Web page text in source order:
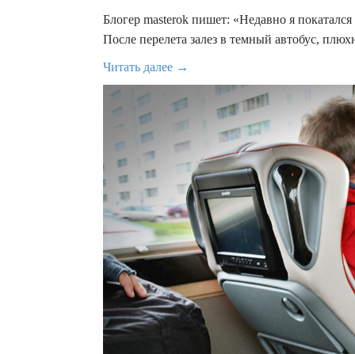
Блогер masterok пишет: «Недавно я
После перелета залез в темный автобус,
Читать далее →